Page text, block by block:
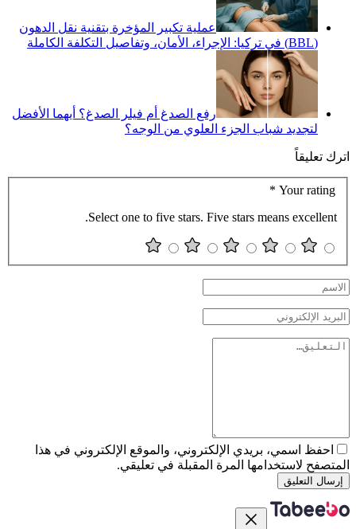
عملية تكبير المؤخرة بتقنية نقل الدهون
(BBL) في تركيا: الإجراء، الأمان، وتفاصيل التكلفة الكاملة
رفع الصدغ أم فيلر الصدغ؟ أيهما الأفضل
لتجديد شباب الجزء العلوي من الوجه؟
اترك تعليقاً
Your rating
*
Select one to five stars. Five stars means excellent.
احفظ اسمي، بريدي الإلكتروني، والموقع الإلكتروني في هذا
المتصفح لاستخدامها المرة المقبلة في تعليقي.
إرسال التعليق